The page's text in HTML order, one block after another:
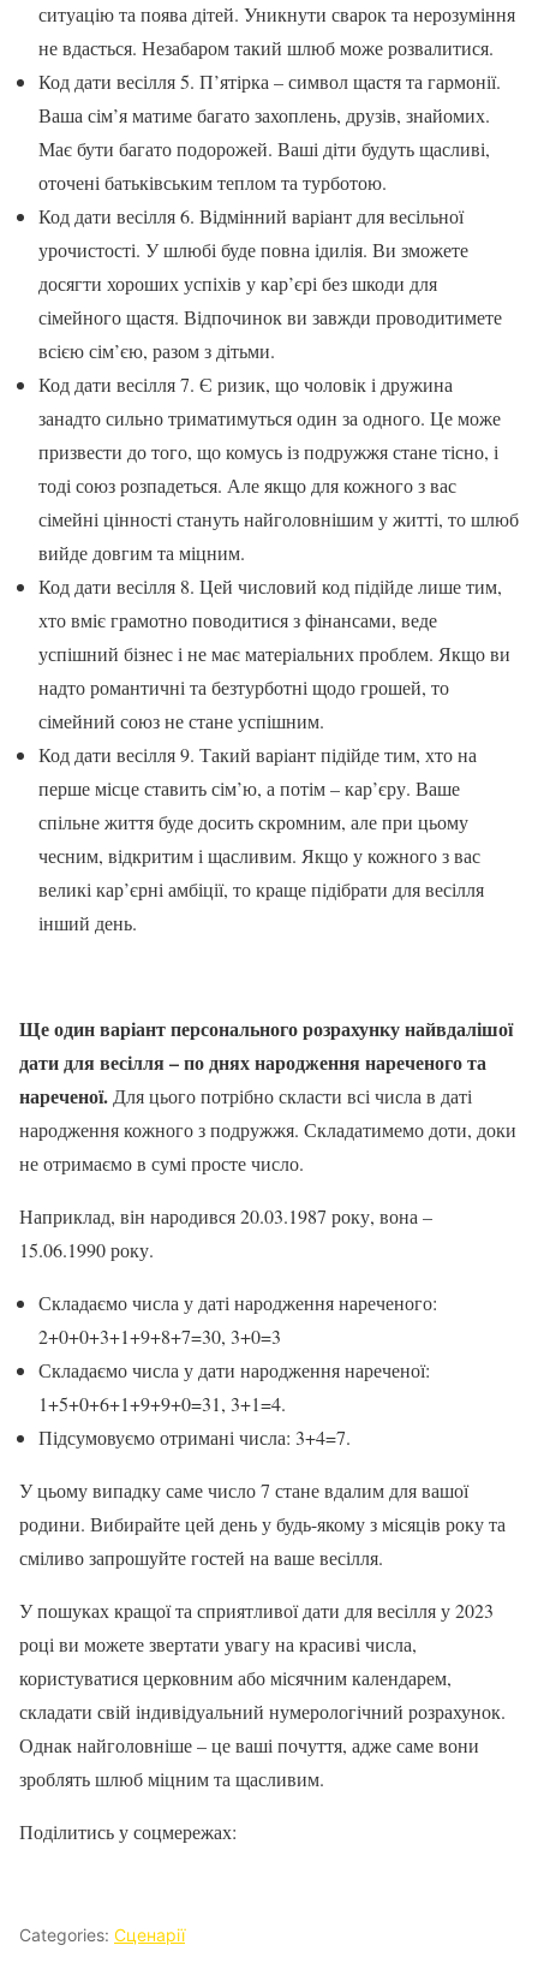
ситуацію та поява дітей. Уникнути сварок та нерозуміння
не вдасться. Незабаром такий шлюб може розвалитися.
Код дати весілля 5. П’ятірка – символ щастя та гармонії.
Ваша сім’я матиме багато захоплень, друзів, знайомих.
Має бути багато подорожей. Ваші діти будуть щасливі,
оточені батьківським теплом та турботою.
Код дати весілля 6. Відмінний варіант для весільної
урочистості. У шлюбі буде повна ідилія. Ви зможете
досягти хороших успіхів у кар’єрі без шкоди для
сімейного щастя. Відпочинок ви завжди проводитимете
всією сім’єю, разом з дітьми.
Код дати весілля 7. Є ризик, що чоловік і дружина
занадто сильно триматимуться один за одного. Це може
призвести до того, що комусь із подружжя стане тісно, і
тоді союз розпадеться. Але якщо для кожного з вас
сімейні цінності стануть найголовнішим у житті, то шлюб
вийде довгим та міцним.
Код дати весілля 8. Цей числовий код підійде лише тим,
хто вміє грамотно поводитися з фінансами, веде
успішний бізнес і не має матеріальних проблем. Якщо ви
надто романтичні та безтурботні щодо грошей, то
сімейний союз не стане успішним.
Код дати весілля 9. Такий варіант підійде тим, хто на
перше місце ставить сім’ю, а потім – кар’єру. Ваше
спільне життя буде досить скромним, але при цьому
чесним, відкритим і щасливим. Якщо у кожного з вас
великі кар’єрні амбіції, то краще підібрати для весілля
інший день.
Ще один варіант персонального розрахунку найвдалішої
дати для весілля – по днях народження нареченого та
нареченої. Для цього потрібно скласти всі числа в даті
народження кожного з подружжя. Складатимемо доти, доки
не отримаємо в сумі просте число.
Наприклад, він народився 20.03.1987 року, вона –
15.06.1990 року.
Складаємо числа у даті народження нареченого:
2+0+0+3+1+9+8+7=30, 3+0=3
Складаємо числа у дати народження нареченої:
1+5+0+6+1+9+9+0=31, 3+1=4.
Підсумовуємо отримані числа: 3+4=7.
У цьому випадку саме число 7 стане вдалим для вашої
родини. Вибирайте цей день у будь-якому з місяців року та
сміливо запрошуйте гостей на ваше весілля.
У пошуках кращої та сприятливої дати для весілля у 2023
році ви можете звертати увагу на красиві числа,
користуватися церковним або місячним календарем,
складати свій індивідуальний нумерологічний розрахунок.
Однак найголовніше – це ваші почуття, адже саме вони
зроблять шлюб міцним та щасливим.
Поділитись у соцмережах:
Categories: Сценарії